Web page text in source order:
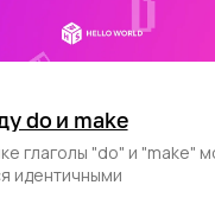
do и make
глаголы "do" и "make"
идентичными